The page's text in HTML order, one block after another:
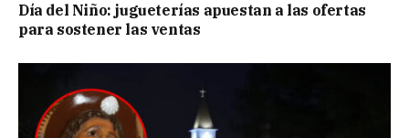
Día del Niño: jugueterías apuestan a las ofertas
para sostener las ventas